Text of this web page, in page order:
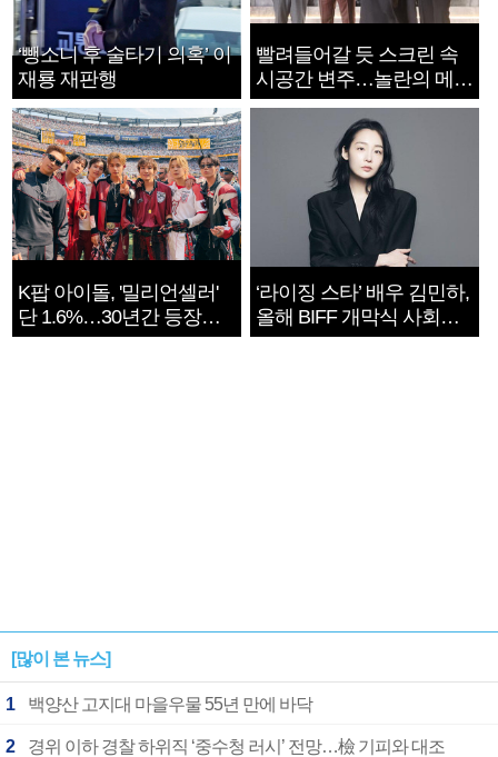
‘뺑소니 후 술타기 의혹’ 이
재룡 재판행
빨려들어갈 듯 스크린 속
시공간 변주…놀란의 메시
지는 ‘전쟁 속죄’
K팝 아이돌, '밀리언셀러'
단 1.6%…30년간 등장
1182개팀 전수조사
‘라이징 스타’ 배우 김민하,
올해 BIFF 개막식 사회자
확정
[많이 본 뉴스]
1 백양산 고지대 마을우물 55년 만에 바닥
2 경위 이하 경찰 하위직 ‘중수청 러시’ 전망…檢 기피와 대조